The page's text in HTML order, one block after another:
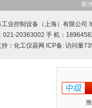
欧
工业控制设备（上海）有限公司
021-20363002 手 机：
： 化工仪器网 ICP备: 访问量